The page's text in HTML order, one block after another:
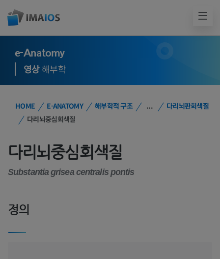
e-Anatomy
영상해부학
HOME E-ANATOMY 해부학적 구조 ...
다리뇌판회색질
다리뇌중심회색질
다리뇌중심회색질
Substantia grisea centralis pontis
정의